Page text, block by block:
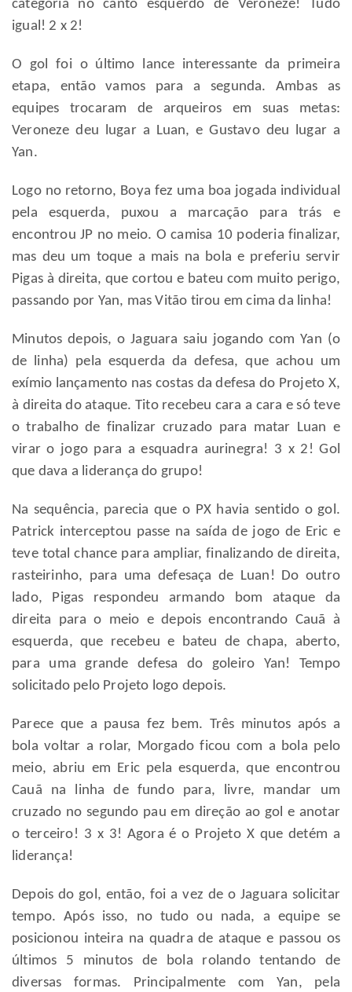
categoria no canto esquerdo de Veroneze! Tudo
igual! 2 x 2!
O gol foi o último lance interessante da primeira
etapa, então vamos para a segunda. Ambas as
equipes trocaram de arqueiros em suas metas:
Veroneze deu lugar a Luan, e Gustavo deu lugar a
Yan.
Logo no retorno, Boya fez uma boa jogada individual
pela esquerda, puxou a marcação para trás e
encontrou JP no meio. O camisa 10 poderia finalizar,
mas deu um toque a mais na bola e preferiu servir
Pigas à direita, que cortou e bateu com muito perigo,
passando por Yan, mas Vitão tirou em cima da linha!
Minutos depois, o Jaguara saiu jogando com Yan (o
de linha) pela esquerda da defesa, que achou um
exímio lançamento nas costas da defesa do Projeto X,
à direita do ataque. Tito recebeu cara a cara e só teve
o trabalho de finalizar cruzado para matar Luan e
virar o jogo para a esquadra aurinegra! 3 x 2! Gol
que dava a liderança do grupo!
Na sequência, parecia que o PX havia sentido o gol.
Patrick interceptou passe na saída de jogo de Eric e
teve total chance para ampliar, finalizando de direita,
rasteirinho, para uma defesaça de Luan! Do outro
lado, Pigas respondeu armando bom ataque da
direita para o meio e depois encontrando Cauã à
esquerda, que recebeu e bateu de chapa, aberto,
para uma grande defesa do goleiro Yan! Tempo
solicitado pelo Projeto logo depois.
Parece que a pausa fez bem. Três minutos após a
bola voltar a rolar, Morgado ficou com a bola pelo
meio, abriu em Eric pela esquerda, que encontrou
Cauã na linha de fundo para, livre, mandar um
cruzado no segundo pau em direção ao gol e anotar
o terceiro! 3 x 3! Agora é o Projeto X que detém a
liderança!
Depois do gol, então, foi a vez de o Jaguara solicitar
tempo. Após isso, no tudo ou nada, a equipe se
posicionou inteira na quadra de ataque e passou os
últimos 5 minutos de bola rolando tentando de
diversas formas. Principalmente com Yan, pela